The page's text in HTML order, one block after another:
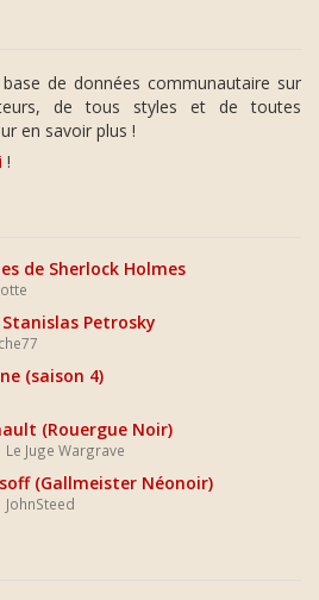
de données communautaire sur
de tous styles et de toutes
en savoir plus !
!
de Sherlock Holmes
Petrosky
(saison 4)
(Rouergue Noir)
Le Juge Wargrave
(Gallmeister Néonoir)
JohnSteed